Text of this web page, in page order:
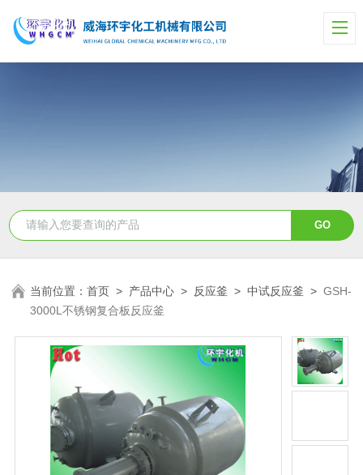
当前位置：首页 > 产品中心 > 反应釜 >中试反应釜 >GSH-
3000L不锈钢复合板反应釜